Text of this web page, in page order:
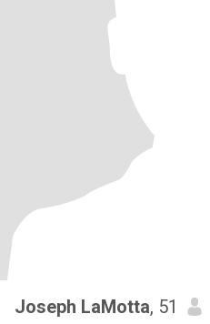
Joseph LaMotta, 51